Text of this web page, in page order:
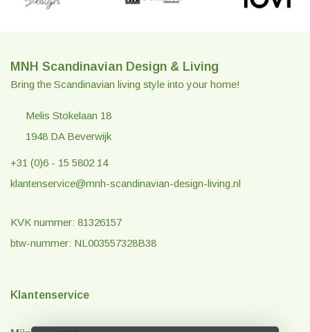
MNH Scandinavian Design & Living
Bring the Scandinavian living style into your home!
Melis Stokelaan 18
1948 DA Beverwijk
+31 (0)6 - 15 5802 14
klantenservice@mnh-scandinavian-design-living.nl
KVK nummer: 81326157
btw-nummer: NL003557328B38
Klantenservice